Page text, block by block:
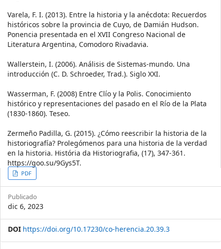
Varela, F. I. (2013). Entre la historia y la anécdota: Recuerdos
históricos sobre la provincia de Cuyo, de Damián Hudson.
Ponencia presentada en el XVII Congreso Nacional de
Literatura Argentina, Comodoro Rivadavia.
Wallerstein, I. (2006). Análisis de Sistemas-mundo. Una
introducción (C. D. Schroeder, Trad.). Siglo XXI.
Wasserman, F. (2008) Entre Clío y la Polis. Conocimiento
histórico y representaciones del pasado en el Río de la Plata
(1830-1860). Teseo.
Zermeño Padilla, G. (2015). ¿Cómo reescribir la historia de la
historiografía? Prolegómenos para una historia de la verdad
en la historia. História da Historiografia, (17), 347-361.
https://goo.su/9Gys5T.
Article
Sidebar
PDF
Publicado
dic 6, 2023
DOI https://doi.org/10.17230/co-herencia.20.39.3